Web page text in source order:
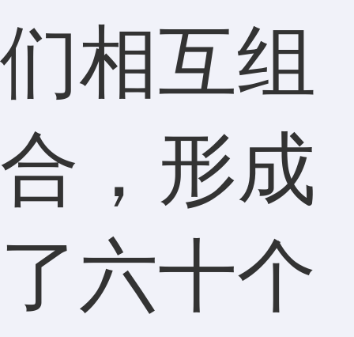
们相互组
合，形成
了六十个